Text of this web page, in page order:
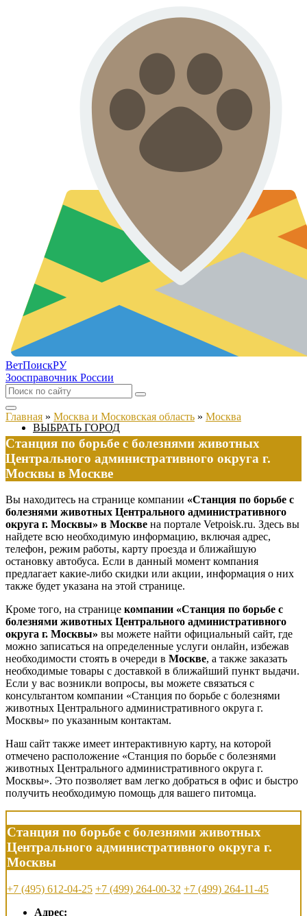
ВетПоискРУ
Зоосправочник России
ВЫБРАТЬ ГОРОД
Главная » Москва и Московская область » Москва
Станция по борьбе с болезнями животных
Центрального административного округа г.
Москвы в Москве
Вы находитесь на странице компании «Станция по борьбе с
болезнями животных Центрального административного
округа г. Москвы» в Москве на портале Vetpoisk.ru. Здесь вы
найдете всю необходимую информацию, включая адрес,
телефон, режим работы, карту проезда и ближайшую
остановку автобуса. Если в данный момент компания
предлагает какие-либо скидки или акции, информация о них
также будет указана на этой странице.
Кроме того, на странице компании «Станция по борьбе с
болезнями животных Центрального административного
округа г. Москвы» вы можете найти официальный сайт, где
можно записаться на определенные услуги онлайн, избежав
необходимости стоять в очереди в Москве, а также заказать
необходимые товары с доставкой в ближайший пункт выдачи.
Если у вас возникли вопросы, вы можете связаться с
консультантом компании «Станция по борьбе с болезнями
животных Центрального административного округа г.
Москвы» по указанным контактам.
Наш сайт также имеет интерактивную карту, на которой
отмечено расположение «Станция по борьбе с болезнями
животных Центрального административного округа г.
Москвы». Это позволяет вам легко добраться в офис и быстро
получить необходимую помощь для вашего питомца.
Станция по борьбе с болезнями животных
Центрального административного округа г.
Москвы
+7 (495) 612-04-25 +7 (499) 264-00-32 +7 (499) 264-11-45
Адрес: